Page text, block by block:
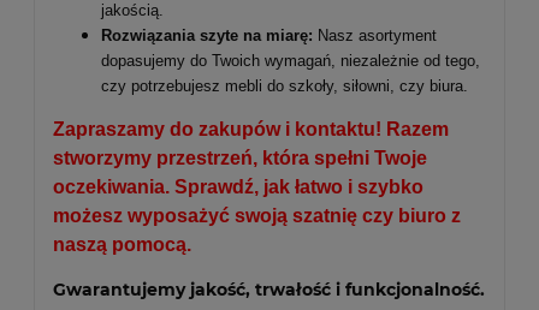
jakością.
Rozwiązania szyte na miarę: Nasz asortyment
dopasujemy do Twoich wymagań, niezależnie od tego,
czy potrzebujesz mebli do szkoły, siłowni, czy biura.
Zapraszamy do zakupów i kontaktu! Razem
stworzymy przestrzeń, która spełni Twoje
oczekiwania. Sprawdź, jak łatwo i szybko
możesz wyposażyć swoją szatnię czy biuro z
naszą pomocą.
Gwarantujemy jakość, trwałość i funkcjonalność.